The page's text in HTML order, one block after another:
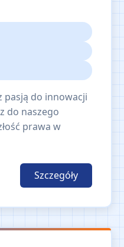
pasją do innowacji
do naszego
prawa w
Szczegóły